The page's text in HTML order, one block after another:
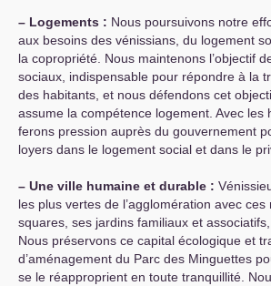
– Logements : Nous poursuivons notre
aux besoins des vénissians, du logement
la copropriété. Nous maintenons l’objectif
sociaux, indispensable pour répondre à la
des habitants, et nous défendons cet
assume la compétence logement. Avec les
ferons pression auprès du gouvernement
loyers dans le logement social et dans le
– Une ville humaine et durable :
les plus vertes de l’agglomération avec
squares, ses jardins familiaux et
Nous préservons ce capital écologique et
d’aménagement du Parc des Minguettes
se le réapproprient en toute tranquillité.